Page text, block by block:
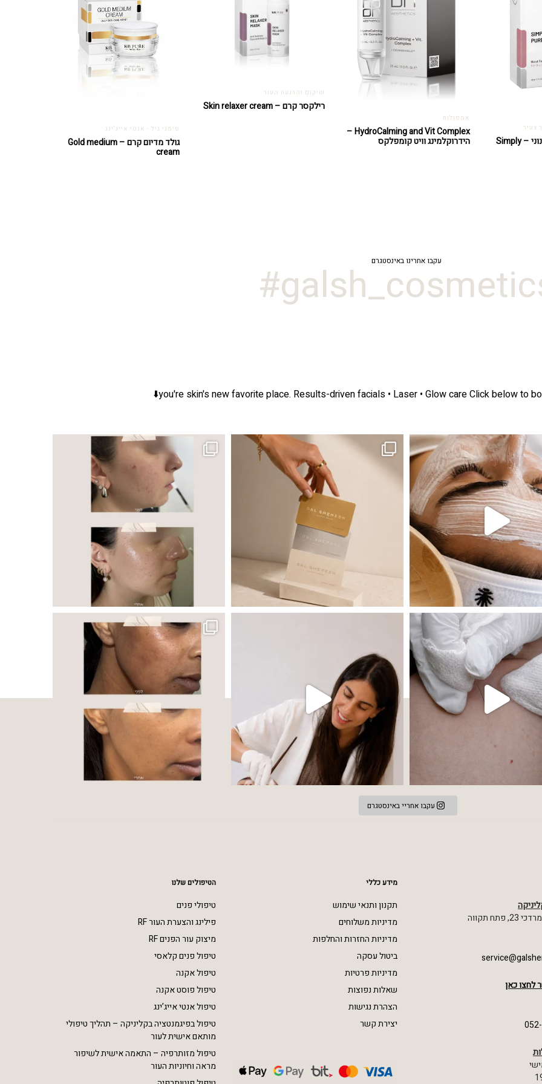
צעיר
סימפלי פיור לעור שמנוני – Simply
אמפולות
HydroCalming and Vit Complex –
הידרוקלמינג וויט קומפלקס
שיקום והרגעת העור
רילקסר קרם – Skin relaxer cream
סימני גיל - אנטי אייג'ינג
גולד מדיום קרם – Gold medium
cream
עקבו אחרינו באינסטגרם
you're skin's new favorite place. Results-driven facials • Laser • Glow careClick below to
מועדון החברות שלנו סוף סוף נפתח. מהיום, אקנה הוא אחד המצבים הנפוצים ביותר בעור, אך לכל עור
שהעור פשוט צריך לעצור רגע, לנשום ולהתאזן תהליך אחד שיכול לעשות הבדל גדול במראה ובאיכות העור
עקבו אחריי באינסטגרם
תקווה
לחצו כאן
מידע כללי
תקנון ותנאי שימוש
מדיניות משלוחים
מדיניות החזרות והחלפות
ביטול עסקה
מדיניות פרטיות
שאלות נפוצות
הצהרת נגישות
יצירת קשר
הטיפולים שלנו
טיפולי פנים
פילינג והצערת העור RF
מיצוק עור הפנים RF
טיפול פנים קלאסי
טיפול אקנה
טיפול פוסט אקנה
טיפול אנטי אייג’ינג
טיפול בפיגמנטציה בקליניקה – תהליך טיפולי
מותאם אישית לעור
טיפול מזותרפיה – התאמה אישית לשיפור
מראה וחיוניות העור